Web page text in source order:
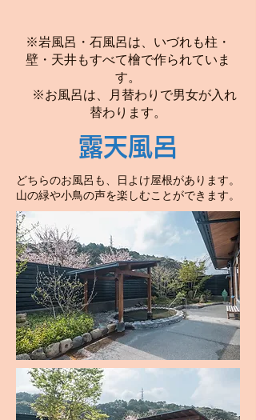
※岩風呂・石風呂は、いづれも柱・
壁・天井もすべて檜で作られていま
す。
※お風呂は、月替わりで男女が入れ
替わります。
​露天風呂
どちらのお風呂も、日よけ屋根があります。
山の緑や小鳥の声を楽しむことができます。